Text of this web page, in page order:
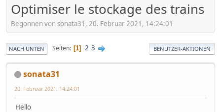
Optimiser le stockage des trains
Begonnen von sonata31, 20. Februar 2021, 14:24:01
NACH UNTEN Seiten 1 2 3 BENUTZER-AKTIONEN
sonata31
20. Februar 2021, 14:24:01
Hello